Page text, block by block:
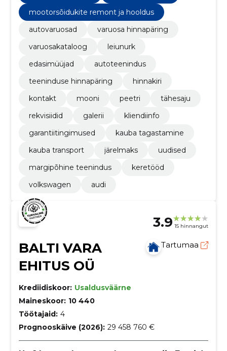
mootorsõidukite remont ja hooldus
autovaruosad
varuosa hinnapäring
varuosakataloog
leiunurk
edasimüüjad
autoteenindus
teeninduse hinnapäring
hinnakiri
kontakt
mooni peetri
tähesaju
rekvisiidid
galerii
kliendiinfo
garantiitingimused
kauba tagastamine
kauba transport
järelmaks
uudised
margipõhine teenindus
keretööd
volkswagen
audi
3.9 15 hinnangut
BALTI VARA
EHITUS OÜ
Tartumaa
Krediidiskoor: Usaldusväärne
Maineskoor: 10 440
Töötajaid: 4
Prognooskäive (2026): 29 458 760 €